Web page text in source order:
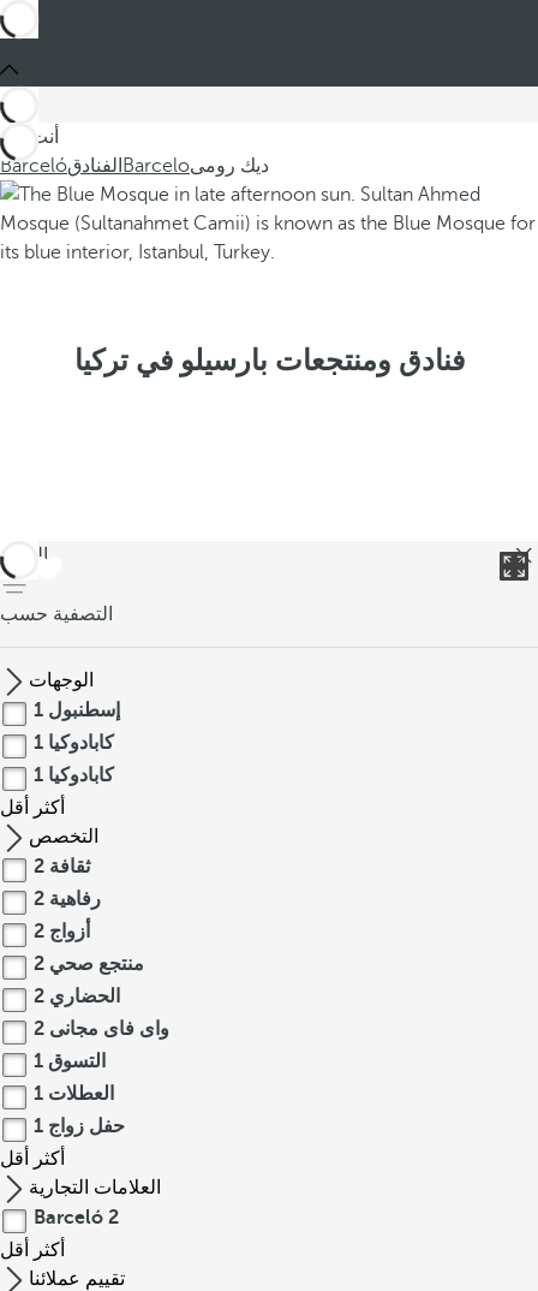
أنت في
Barcelóالفنادق Barceloديك رومى
فنادق ومنتجعات بارسيلو في تركيا
العودة
التصفية حسب
الوجهات
إسطنبول 1
كابادوكيا 1
كابادوكيا 1
أكثر
أقل
التخصص
ثقافة 2
رفاهية 2
أزواج 2
منتجع صحي 2
الحضاري 2
واى فاى مجانى 2
التسوق 1
العطلات 1
حفل زواج 1
أكثر
أقل
العلامات التجارية
Barceló 2
أكثر
أقل
تقييم عملائنا